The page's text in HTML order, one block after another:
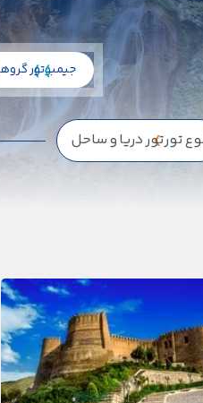
جیمبوتور
تورتور دریا و ساحل